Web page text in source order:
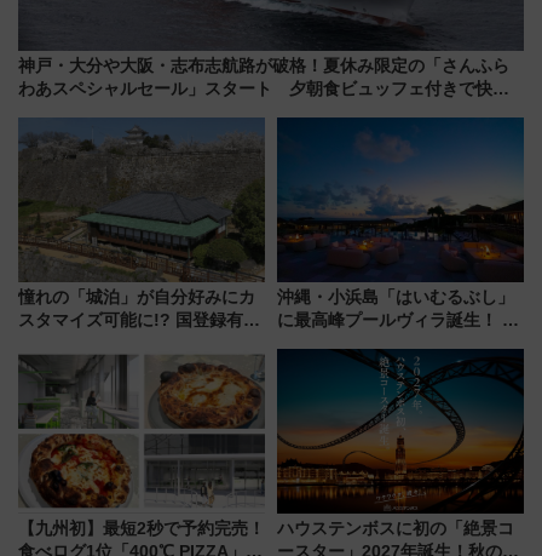
神戸・大分や大阪・志布志航路が破格！夏休み限定の「さんふら
わあスペシャルセール」スタート 夕朝食ビュッフェ付きで快適
憧れの「城泊」が自分好みにカ
スタマイズ可能に!? 国登録有形
にオーダーメイド型の宿泊プラ
ンが誕生！
沖縄・小浜島「はいむるぶし」
に最高峰プールヴィラ誕生！ 石
美旅「何もしない贅沢」を体験
【九州初】最短2秒で予約完売！
食べログ1位「400℃ PIZZA」が
ハウステンボスに初の「絶景コ
ースター」2027年誕生！秋の